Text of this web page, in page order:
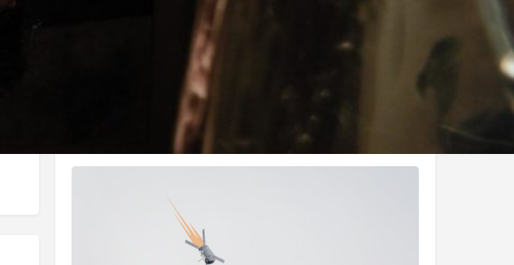
Distributeur ou mandataire pour une projection en France
Vues du Québec Distribution